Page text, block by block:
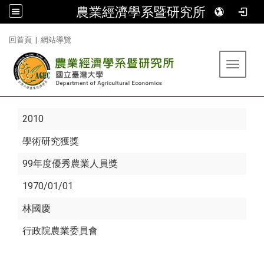
農業經濟學系暨研究所
回首頁 | 網站導覽
Toggle
2010
學術研究獲獎
99年度優秀農業人員獎
1970/01/01
林國慶
行政院農業委員會